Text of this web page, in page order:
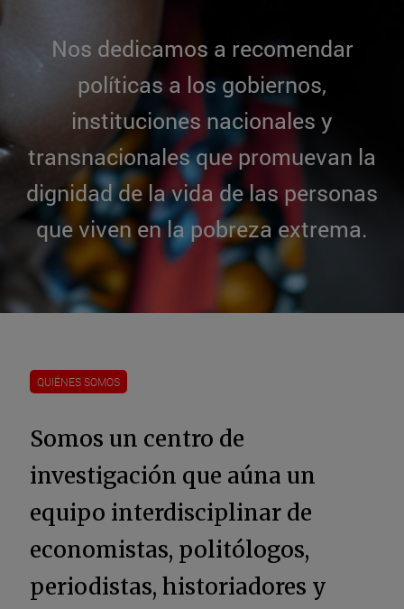
Nos dedicamos a recomendar
políticas a los gobiernos,
instituciones nacionales y
transnacionales que promuevan la
dignidad de la vida de las personas
que viven en la pobreza extrema.
QUIÉNES SOMOS
Somos un centro de
investigación que aúna un
equipo interdisciplinar de
economistas, politólogos,
periodistas, historiadores y